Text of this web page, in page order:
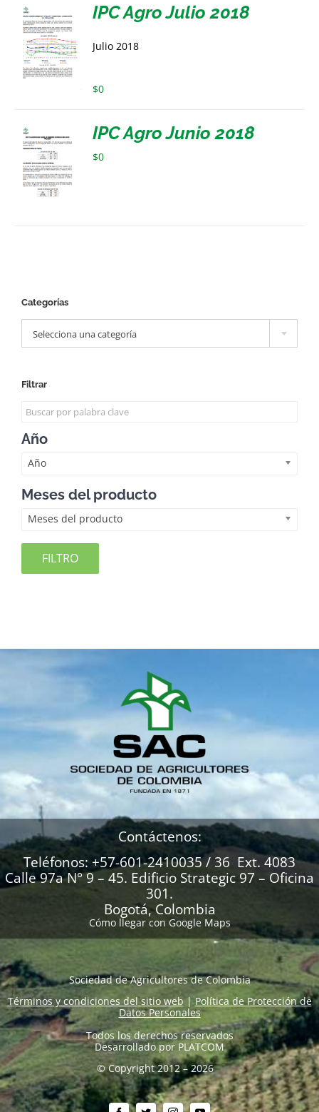
IPC Agro Julio 2018
Julio 2018
$0
IPC Agro Junio 2018
$0
Categorías
Selecciona una categoría
Filtrar
Año
Año
Meses del producto
Meses del producto
FILTRO
Contáctenos:
Teléfonos: +57-601-2410035 / 36 Ext. 4083
Calle 97a N° 9 – 45. Edificio Strategic 97 – Oficina
301.
Bogotá, Colombia
Cómo llegar con Google Maps
Sociedad de Agricultores de Colombia
Términos y condiciones del sitio web|Política de Protección de
Datos Personales
Todos los derechos reservados
Desarrollado por PLATCOM
© Copyright 2012 – 2026